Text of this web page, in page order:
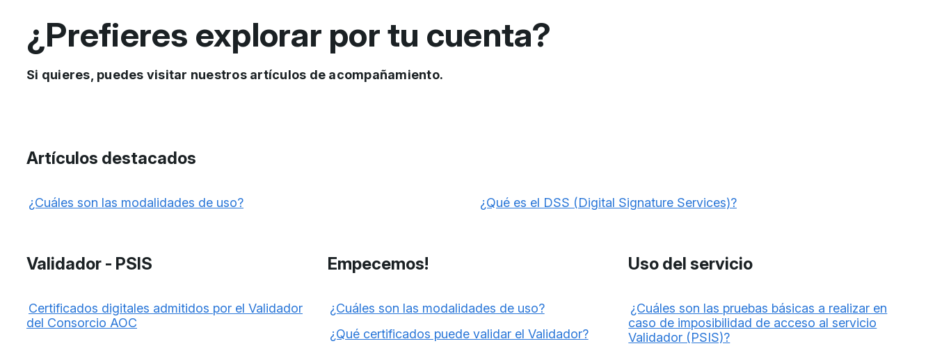
¿Prefieres explorar por tu cuenta?
Si quieres, puedes visitar nuestros artículos de acompañamiento.
Artículos destacados
¿Cuáles son las modalidades de uso? ¿Qué es el DSS (Digital Signature Services)?
Validador - PSIS
Certificados digitales admitidos por el Validador
del Consorcio AOC
Empecemos!
¿Cuáles son las modalidades de uso?
¿Qué certificados puede validar el Validador?
Uso del servicio
¿Cuáles son las pruebas básicas a realizar en
caso de imposibilidad de acceso al servicio
Validador (PSIS)?